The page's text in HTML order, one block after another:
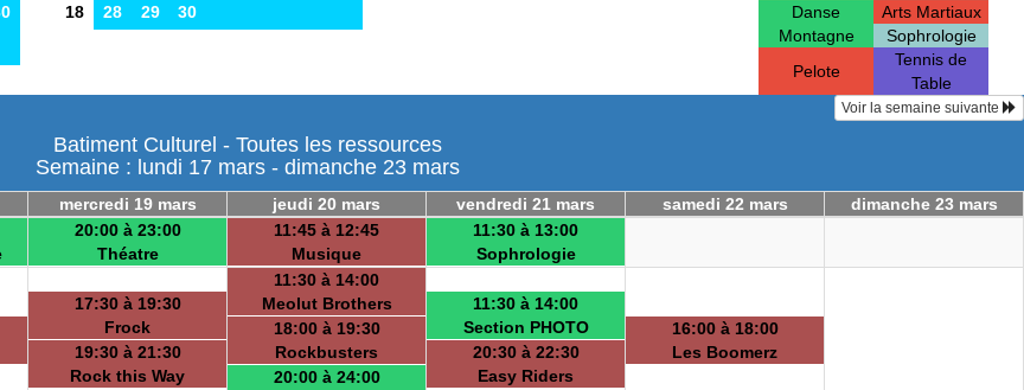
18
28 29 30
Danse
Arts Martiaux
Montagne
Sophrologie
Pelote
Tennis de
Table
Voir la semaine suivante
Batiment Culturel - Toutes les ressources
Semaine : lundi 17 mars - dimanche 23 mars
mercredi 19 mars jeudi 20 mars vendredi 21 mars samedi 22 mars dimanche 23 mars
20:00 à 23:00
Théatre
11:45 à 12:45
Musique
11:30 à 13:00
Sophrologie
17:30 à 19:30
Frock
19:30 à 21:30
Rock this Way
11:30 à 14:00
Meolut Brothers
18:00 à 19:30
Rockbusters
20:00 à 24:00
11:30 à 14:00
Section PHOTO
20:30 à 22:30
Easy Riders
16:00 à 18:00
Les Boomerz